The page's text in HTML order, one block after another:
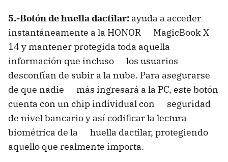
5.-Botón de huella dactilar: ayuda a acceder
instantáneamente a la HONOR MagicBook X
14 y mantener protegida toda aquella
información que incluso los usuarios
desconfían de subir a la nube. Para asegurarse
de que nadie más ingresará a la PC, este botón
cuenta con un chip individual con seguridad
de nivel bancario y así codificar la lectura
biométrica de la huella dactilar, protegiendo
aquello que realmente importa.